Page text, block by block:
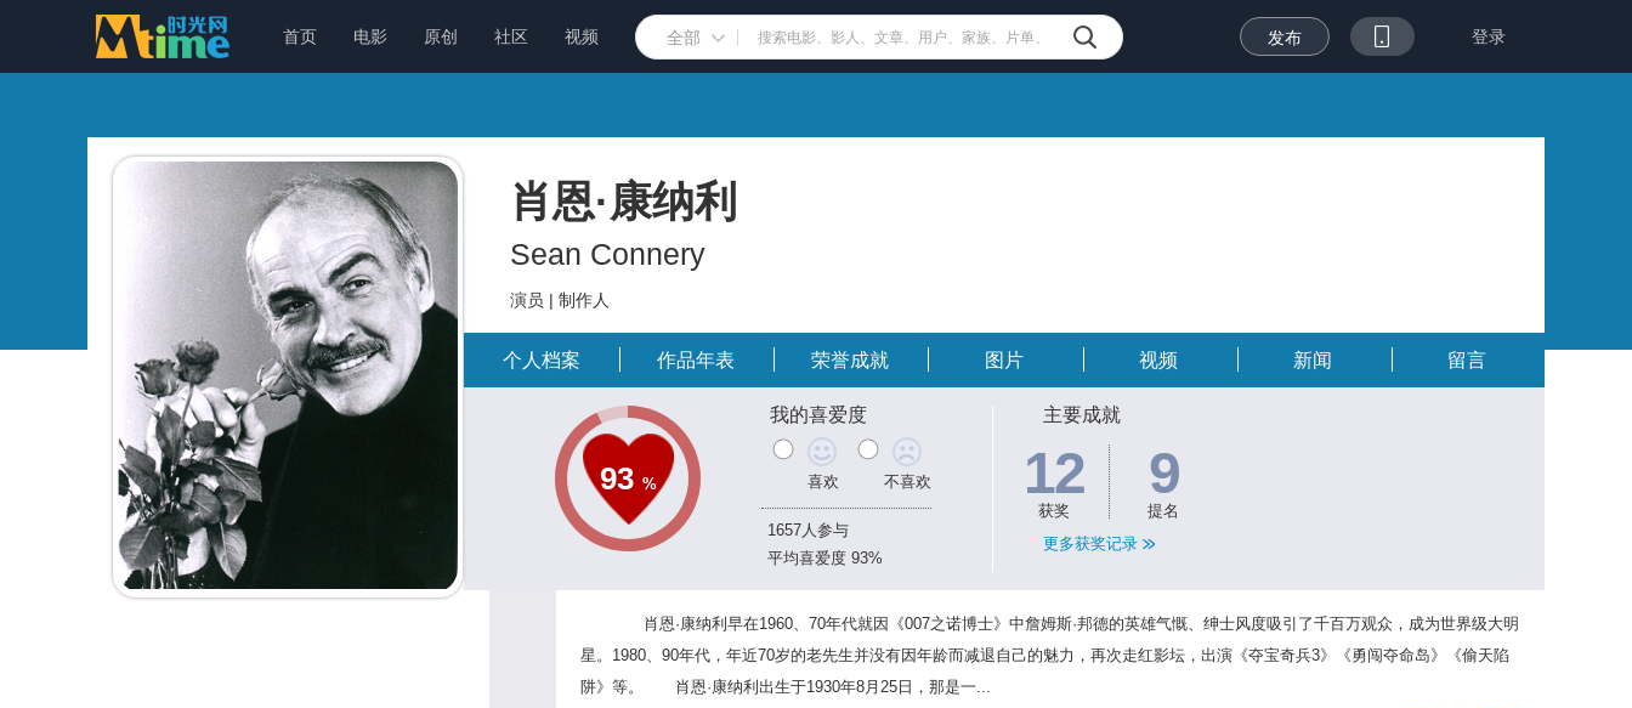
首页 电影 原创 社区 视频 全部 发布 登录
肖恩·康纳利
Sean Connery
演员 | 制作人
个人档案 作品年表 荣誉成就 图片 视频 新闻 留言
93 %
我的喜爱度
喜欢 不喜欢
1657人参与
平均喜爱度 93%
主要成就
12
获奖
9
提名
更多获奖记录
肖恩·康纳利早在1960、70年代就因《007之诺博士》中詹姆斯·邦德的英雄气慨、绅士风度吸引了千百万观众，成为世界级大明
星。1980、90年代，年近70岁的老先生并没有因年龄而减退自己的魅力，再次走红影坛，出演《夺宝奇兵3》《勇闯夺命岛》《偷天陷
阱》等。 肖恩·康纳利出生于1930年8月25日，那是一...